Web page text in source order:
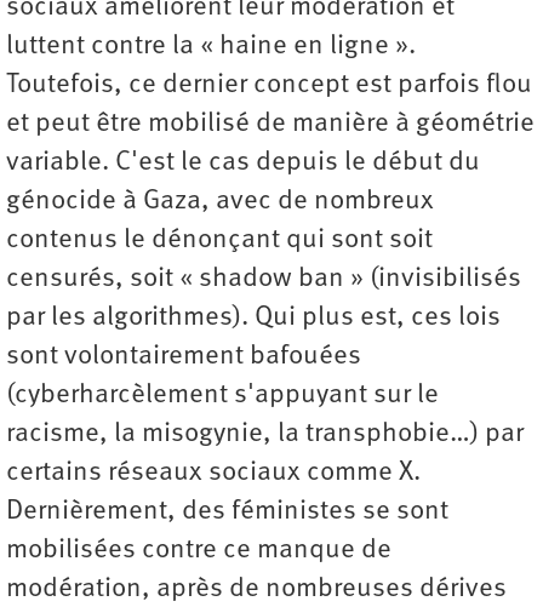
sociaux améliorent leur modération et
luttent contre la « haine en ligne ».
Toutefois, ce dernier concept est parfois flou
et peut être mobilisé de manière à géométrie
variable. C'est le cas depuis le début du
génocide à Gaza, avec de nombreux
contenus le dénonçant qui sont soit
censurés, soit « shadow ban » (invisibilisés
par les algorithmes). Qui plus est, ces lois
sont volontairement bafouées
(cyberharcèlement s'appuyant sur le
racisme, la misogynie, la transphobie…) par
certains réseaux sociaux comme X.
Dernièrement, des féministes se sont
mobilisées contre ce manque de
modération, après de nombreuses dérives